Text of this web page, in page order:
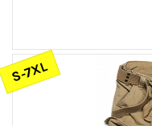
S-7XL